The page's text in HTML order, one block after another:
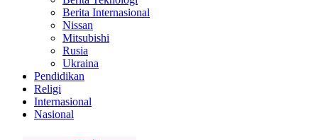
Berita Internasional
Nissan
Mitsubishi
Rusia
Ukraina
Pendidikan
Religi
Internasional
Nasional